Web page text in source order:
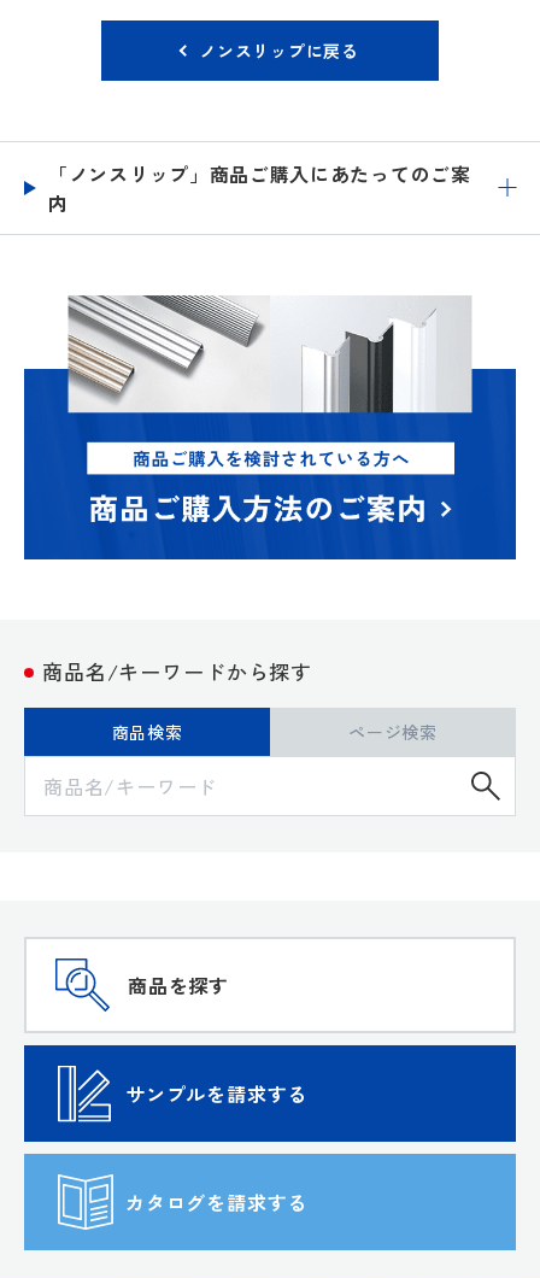
ノンスリップに戻る
「ノンスリップ」商品ご購入にあたってのご案
内
商品名/キーワードから探す
商品検索 ページ検索
商品を探す
サンプルを請求する
カタログを請求する